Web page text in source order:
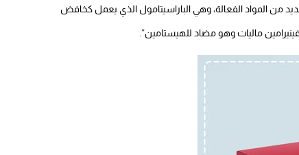
من المواد الفعالة، وهي الباراسيتامول الذي يعمل كخافض
ماليات وهو مضاد للهيستامين”.